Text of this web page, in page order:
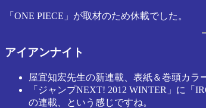
「ONE PIECE」が取材のため休載でした。
アイアンナイト
屋宜知宏先生の新連載、表紙＆巻頭カラ
「ジャンプNEXT! 2012 WINTER」に「
の連載、という感じですね。